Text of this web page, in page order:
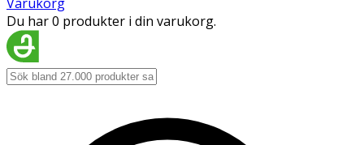
Du har 0 produkter i din varukorg.